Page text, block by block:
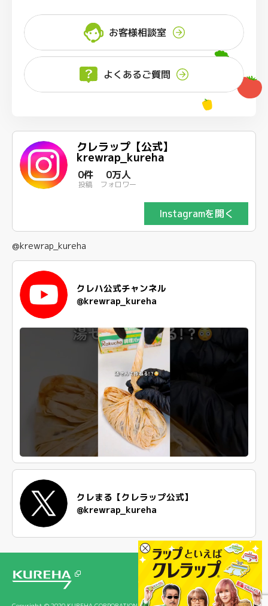
お客様相談室
よくあるご質問
クレラップ【公式】
krewrap_kureha
0件
投稿
0万人
フォロワー
Instagramを開く
@krewrap_kureha
クレハ公式チャンネル
@krewrap_kureha
クレまる【クレラップ公式】
@krewrap_kureha